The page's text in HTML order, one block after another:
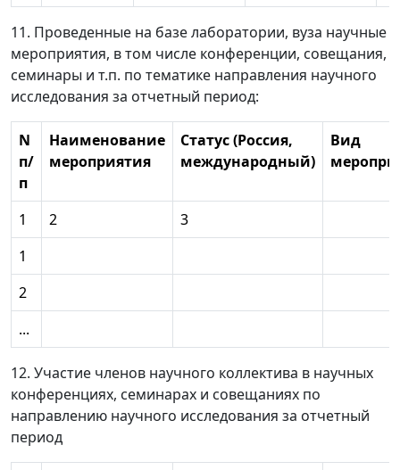
11. Проведенные на базе лаборатории, вуза научные
мероприятия, в том числе конференции, совещания,
семинары и т.п. по тематике направления научного
исследования за отчетный период:
N
п/
п
Наименование
мероприятия
Статус (Россия,
международный)
Вид
1 2
3
1
2
...
12. Участие членов научного коллектива в научных
конференциях, семинарах и совещаниях по
направлению научного исследования за отчетный
период